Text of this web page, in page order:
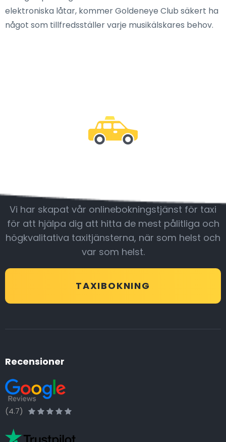
elektroniska låtar, kommer Goldeneye Club säkert ha
något som tillfredsställer varje musikälskares behov.
Vi har skapat vår onlinebokningstjänst för taxi
för att hjälpa dig att hitta de mest pålitliga och
högkvalitativa taxitjänsterna, när som helst och
var som helst.
TAXIBOKNING
Recensioner
(4.7)